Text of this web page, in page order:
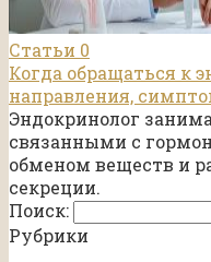
Статьи 0
Когда обращаться к
направления,
Эндокринолог
связанными с
обменом веществ и
секреции.
Поиск:
Рубрики